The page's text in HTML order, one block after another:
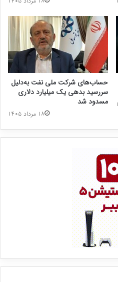
حساب‌های شرکت ملی نفت به‌دلیل
سررسید بدهی یک میلیارد دلاری
مسدود شد
۱۸ مرداد ۱۴۰۵